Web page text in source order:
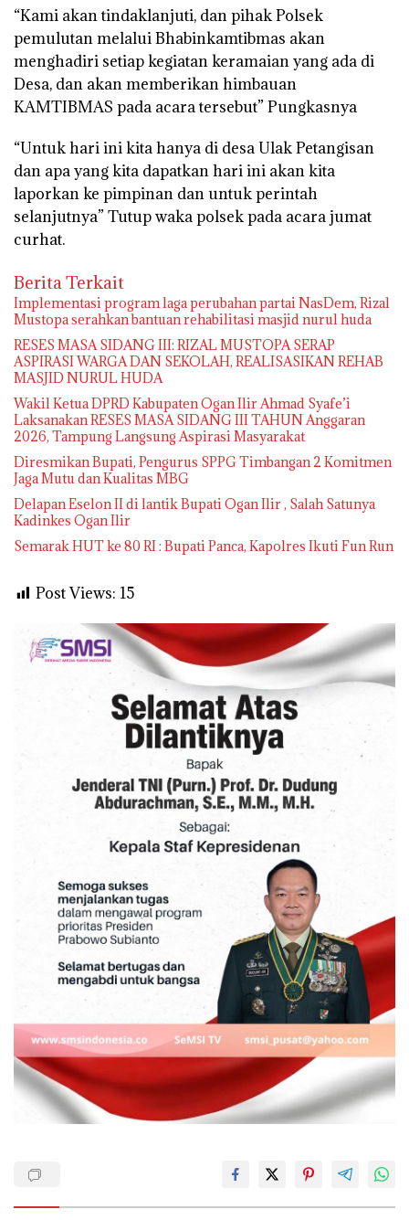
“Kami akan tindaklanjuti, dan pihak Polsek
pemulutan melalui Bhabinkamtibmas akan
menghadiri setiap kegiatan keramaian yang ada di
Desa, dan akan memberikan himbauan
KAMTIBMAS pada acara tersebut” Pungkasnya
“Untuk hari ini kita hanya di desa Ulak Petangisan
dan apa yang kita dapatkan hari ini akan kita
laporkan ke pimpinan dan untuk perintah
selanjutnya” Tutup waka polsek pada acara jumat
curhat.
Berita Terkait
Implementasi program laga perubahan partai NasDem, Rizal
RESES MASA SIDANG III: RIZAL MUSTOPA SERAP
ASPIRASI WARGA DAN SEKOLAH, REALISASIKAN REHAB
MASJID NURUL HUDA
Wakil Ketua DPRD Kabupaten Ogan Ilir Ahmad Syafe’i
Laksanakan RESES MASA SIDANG III TAHUN Anggaran
2026, Tampung Langsung Aspirasi Masyarakat
Diresmikan Bupati, Pengurus SPPG Timbangan 2 Komitmen
Jaga Mutu dan Kualitas MBG
Delapan Eselon II di lantik Bupati Ogan Ilir , Salah Satunya
Kadinkes Ogan Ilir
Semarak HUT ke 80 RI : Bupati Panca, Kapolres Ikuti Fun Run
Post Views: 15